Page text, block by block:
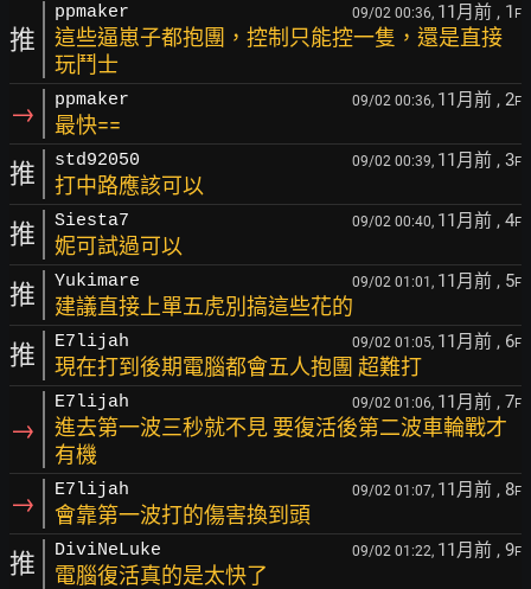
推
ppmaker 09/02 00:36, 11月前 , 1 F
這些逼崽子都抱團，控制只能控一隻，還是直接
玩鬥士
→ ppmaker 09/02 00:36, 11月前 , 2F
最快==
推 std92050 09/02 00:39, 11月前 , 3F
打中路應該可以
推 Siesta7 09/02 00:40, 11月前 , 4F
妮可試過可以
推 Yukimare 09/02 01:01, 11月前 , 5F
建議直接上單五虎別搞這些花的
推 E7lijah 09/02 01:05, 11月前 , 6F
現在打到後期電腦都會五人抱團 超難打
→
E7lijah 09/02 01:06, 11月前 , 7F
進去第一波三秒就不見 要復活後第二波車輪戰才
有機
→ E7lijah 09/02 01:07, 11月前 , 8F
會靠第一波打的傷害換到頭
推 DiviNeLuke 09/02 01:22, 11月前 , 9F
電腦復活真的是太快了